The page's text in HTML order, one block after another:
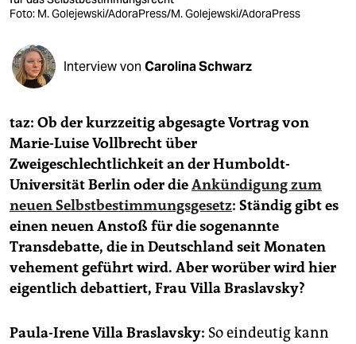
shop
fragen & hilfe
unterstützen
genossenschaft
epaper login
Foto: M. Golejewski/AdoraPress/M. Golejewski/AdoraPress
Interview von Carolina Schwarz
taz: Ob der kurzzeitig abgesagte Vortrag von
Marie-Luise Vollbrecht über
Zweigeschlechtlichkeit an der Humboldt-
Universität Berlin oder dieAnkündigung zum
neuen Selbstbestimmungsgesetz: Ständig gibt es
einen neuen Anstoß für die sogenannte
Transdebatte, die in Deutschland seit Monaten
vehement geführt wird. Aber worüber wird hier
eigentlich debattiert, Frau Villa Braslavsky?
Paula-Irene Villa Braslavsky: So eindeutig kann